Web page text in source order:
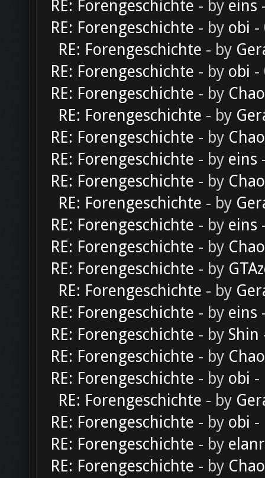
RE: Forengeschichte - by eins
RE: Forengeschichte - by obi -
RE: Forengeschichte - by
RE: Forengeschichte - by obi -
RE: Forengeschichte - by
RE: Forengeschichte - by
RE: Forengeschichte - by
RE: Forengeschichte - by eins
RE: Forengeschichte - by
RE: Forengeschichte - by
RE: Forengeschichte - by eins
RE: Forengeschichte - by
RE: Forengeschichte - by
RE: Forengeschichte - by
RE: Forengeschichte - by eins
RE: Forengeschichte - by Shin
RE: Forengeschichte - by
RE: Forengeschichte - by obi -
RE: Forengeschichte - by
RE: Forengeschichte - by obi -
RE: Forengeschichte - by
RE: Forengeschichte - by